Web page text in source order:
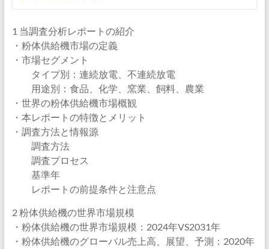
1 当調査分析レポートの紹介
・粉体供給機市場の定義
・市場セグメント
タイプ別：連続放電、不連続放電
用途別：食品、化学、窯業、飼料、農業
・世界の粉体供給機市場概観
・本レポートの特徴とメリット
・調査方法と情報源
調査方法
調査プロセス
基準年
レポートの前提条件と注意点
2 粉体供給機の世界市場規模
・粉体供給機の世界市場規模：2024年VS2031年
・粉体供給機のグローバル売上高、展望、予測：2020年